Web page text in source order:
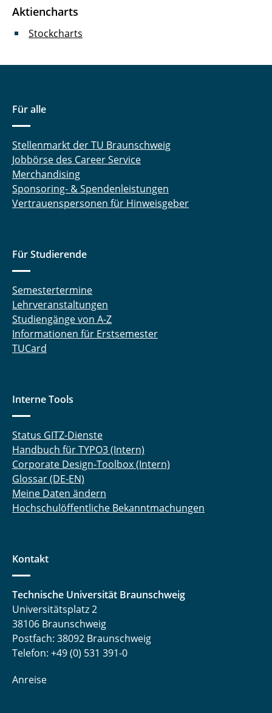
Aktiencharts
Stockcharts
Für alle
Stellenmarkt der TU Braunschweig
Jobbörse des Career Service
Merchandising
Sponsoring- & Spendenleistungen
Vertrauenspersonen für Hinweisgeber
Für Studierende
Semestertermine
Lehrveranstaltungen
Studiengänge von A-Z
Informationen für Erstsemester
TUCard
Interne Tools
Status GITZ-Dienste
Handbuch für TYPO3 (Intern)
Corporate Design-Toolbox (Intern)
Glossar (DE-EN)
Meine Daten ändern
Hochschulöffentliche Bekanntmachungen
Kontakt
Technische Universität Braunschweig
Universitätsplatz 2
38106 Braunschweig
Postfach: 38092 Braunschweig
Telefon: +49 (0) 531 391-0
Anreise